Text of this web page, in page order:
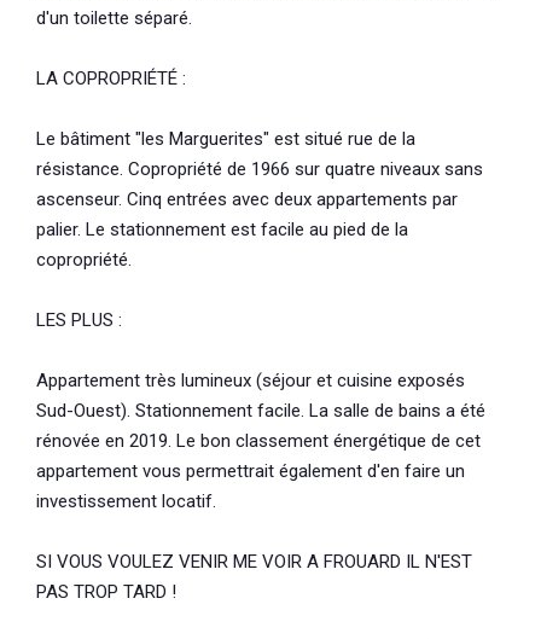
d'un toilette séparé.
LA COPROPRIÉTÉ :
Le bâtiment "les Marguerites" est situé rue de la
résistance. Copropriété de 1966 sur quatre niveaux sans
ascenseur. Cinq entrées avec deux appartements par
palier. Le stationnement est facile au pied de la
copropriété.
LES PLUS :
Appartement très lumineux (séjour et cuisine exposés
Sud-Ouest). Stationnement facile. La salle de bains a été
rénovée en 2019. Le bon classement énergétique de cet
appartement vous permettrait également d'en faire un
investissement locatif.
SI VOUS VOULEZ VENIR ME VOIR A FROUARD IL N'EST
PAS TROP TARD !